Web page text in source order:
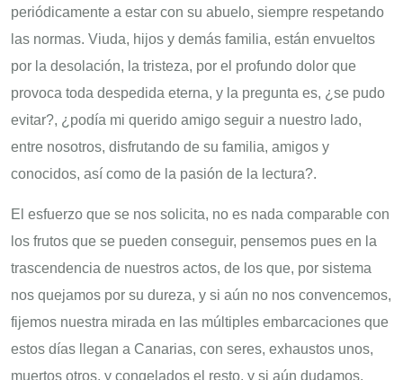
periódicamente a estar con su abuelo, siempre respetando
las normas. Viuda, hijos y demás familia, están envueltos
por la desolación, la tristeza, por el profundo dolor que
provoca toda despedida eterna, y la pregunta es, ¿se pudo
evitar?, ¿podía mi querido amigo seguir a nuestro lado,
entre nosotros, disfrutando de su familia, amigos y
conocidos, así como de la pasión de la lectura?.
El esfuerzo que se nos solicita, no es nada comparable con
los frutos que se pueden conseguir, pensemos pues en la
trascendencia de nuestros actos, de los que, por sistema
nos quejamos por su dureza, y si aún no nos convencemos,
fijemos nuestra mirada en las múltiples embarcaciones que
estos días llegan a Canarias, con seres, exhaustos unos,
muertos otros, y congelados el resto, y si aún dudamos,